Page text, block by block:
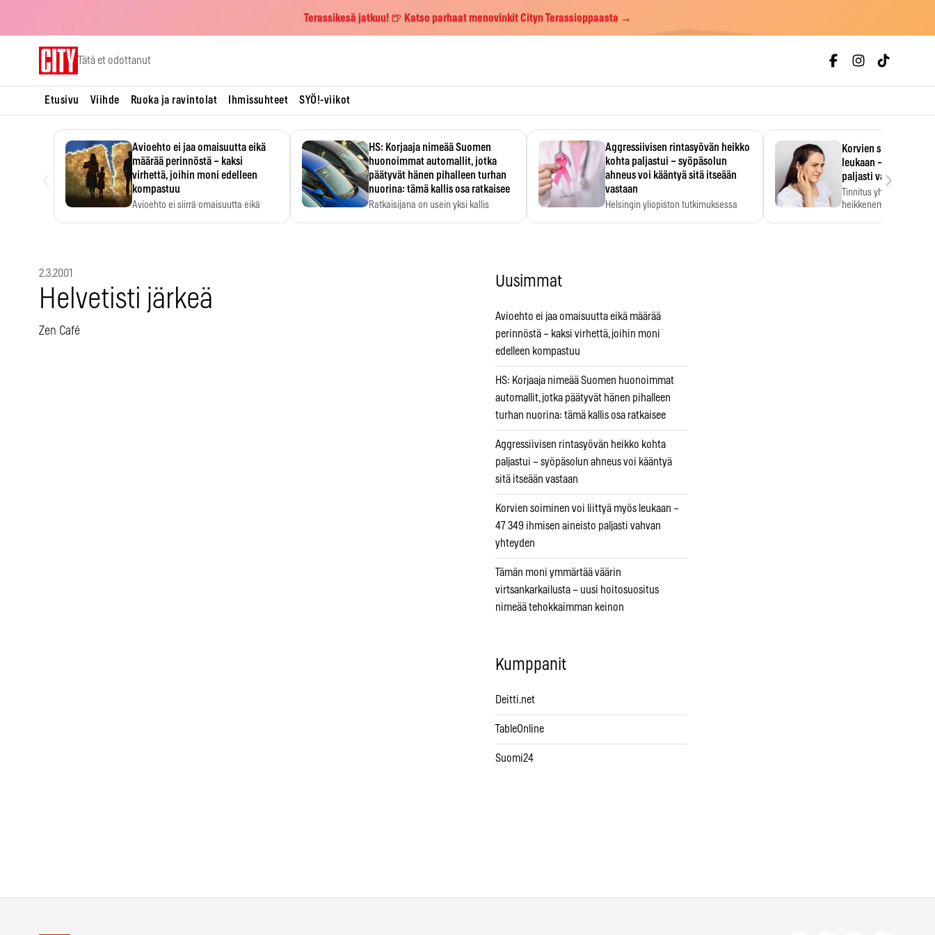
Terassikesä jatkuu! 🍺 Katso parhaat menovinkit Cityn Terassioppaasta →
Tätä et odottanut
Etusivu Viihde Ruoka ja ravintolat Ihmissuhteet SYÖ!-viikot
Avioehto ei jaa omaisuutta eikä
määrää perinnöstä – kaksi
virhettä, joihin moni edelleen
kompastuu
Avioehto ei siirrä omaisuutta eikä
HS: Korjaaja nimeää Suomen
huonoimmat automallit, jotka
päätyvät hänen pihalleen turhan
nuorina: tämä kallis osa ratkaisee
Ratkaisijana on usein yksi kallis
Aggressiivisen rintasyövän heikko
kohta paljastui – syöpäsolun
ahneus voi kääntyä sitä itseään
vastaan
Helsingin yliopiston tutkimuksessa
Korvien soiminen
leukaan – 47 349
paljasti vahvan
Tinnitus yhdistetään
heikkenemiseen.
›
2.3.2001
Helvetisti järkeä
Zen Café
Uusimmat
Avioehto ei jaa omaisuutta eikä määrää
perinnöstä – kaksi virhettä, joihin moni
edelleen kompastuu
HS: Korjaaja nimeää Suomen huonoimmat
automallit, jotka päätyvät hänen pihalleen
turhan nuorina: tämä kallis osa ratkaisee
Aggressiivisen rintasyövän heikko kohta
paljastui – syöpäsolun ahneus voi kääntyä
sitä itseään vastaan
Korvien soiminen voi liittyä myös leukaan –
47 349 ihmisen aineisto paljasti vahvan
yhteyden
Tämän moni ymmärtää väärin
virtsankarkailusta – uusi hoitosuositus
nimeää tehokkaimman keinon
Kumppanit
Deitti.net
TableOnline
Suomi24